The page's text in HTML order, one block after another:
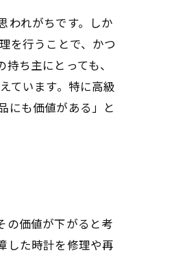
われがちです。しか
を行うことで、かつ
ち主にとっても、
ています。特に高級
にも価値がある」と
の価値が下がると考
した時計を修理や再